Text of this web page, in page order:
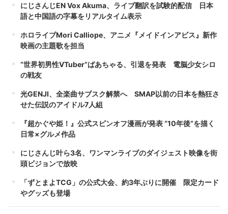
にじさんじEN Vox Akuma、ライブ翻訳を試験的配信 日本
語と中国語の字幕をリアルタイム表示
ホロライブMori Calliope、アニメ『メイドインアビス』新作
映画の主題歌を担当
“世界初男性VTuber”ばあちゃる、引退を発表 電脳少女シロ
の戦友
光GENJI、全楽曲サブスク解禁へ SMAP以前の日本を熱狂さ
せた伝説のアイドル7人組
『超かぐや姫！』公式スピンオフ漫画が発表 “10年後”を描く
日常×グルメ作品
にじさんじ叶ら3名、ワンマンライブのダイジェスト映像を街
頭ビジョンで放映
「ずとまよTCG」の公式大会、約3年ぶりに開催 限定カード
やグッズも登場